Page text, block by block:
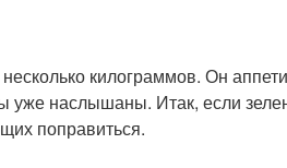
килограммов. Он
уже наслышаны. Итак, если
поправиться.